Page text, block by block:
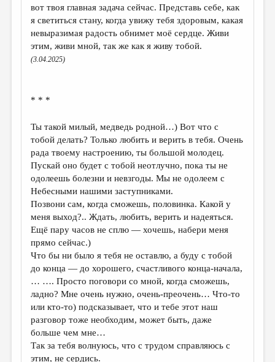
вот твоя главная задача сейчас. Представь себе, как
я светиться стану, когда увижу тебя здоровым, какая
невыразимая радость обнимет моё сердце. Живи
этим, живи мной, так же как я живу тобой.
(3.04.2025)
* * *
Ты такой милый, медведь родной…) Вот что с
тобой делать? Только любить и верить в тебя. Очень
рада твоему настроению, ты большой молодец.
Пускай оно будет с тобой неотлучно, пока ты не
одолеешь болезни и невзгоды. Мы не одолеем с
Небесными нашими заступниками.
Позвони сам, когда сможешь, половинка. Какой у
меня выход?.. Ждать, любить, верить и надеяться.
Ещё пару часов не сплю — хочешь, набери меня
прямо сейчас.)
Что бы ни было я тебя не оставлю, а буду с тобой
до конца — до хорошего, счастливого конца-начала,
… …. Просто поговори со мной, когда сможешь,
ладно? Мне очень нужно, очень-преочень… Что-то
или кто-то) подсказывает, что и тебе этот наш
разговор тоже необходим, может быть, даже
больше чем мне…
Так за тебя волнуюсь, что с трудом справляюсь с
этим, не сердись.